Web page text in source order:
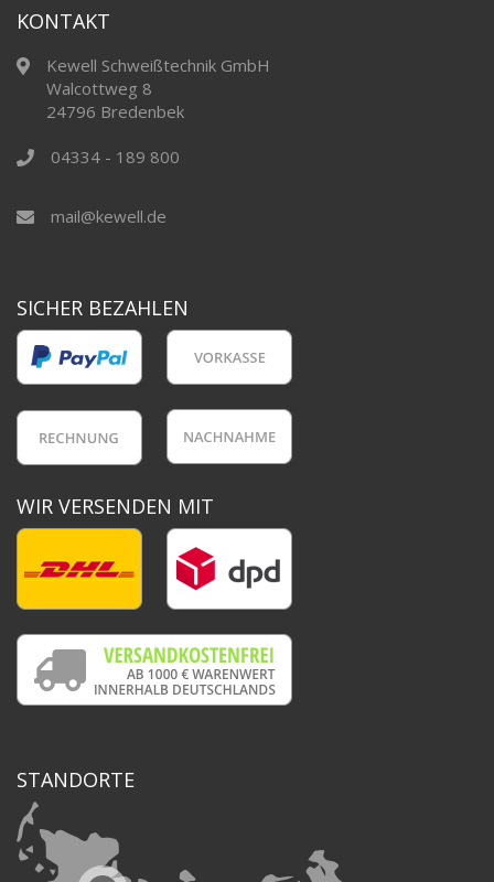
KONTAKT
Kewell Schweißtechnik GmbH
Walcottweg 8
24796 Bredenbek
04334 - 189 800
mail@kewell.de
SICHER BEZAHLEN
WIR VERSENDEN MIT
STANDORTE